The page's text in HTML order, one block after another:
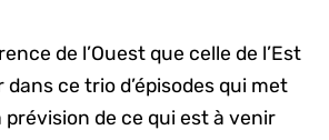
de l’Ouest que celle de l’Est
dans ce trio d’épisodes qui met
prévision de ce qui est à venir